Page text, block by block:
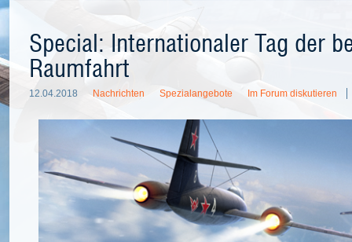
Special: Internationaler Tag der
Raumfahrt
12.04.2018 Nachrichten Spezialangebote Im Forum diskutieren